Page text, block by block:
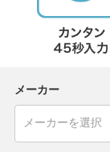
メーカー